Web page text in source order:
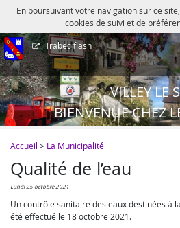
En poursuivant votre navigation sur ce
cookies de suivi et de
Trabec flash
VILLEY LE
BIENVENUE CHEZ
Accueil > La Municipalité
Qualité de l’eau
lundi 25 octobre 2021
Un contrôle sanitaire des eaux destinées à
été effectué le 18 octobre 2021.